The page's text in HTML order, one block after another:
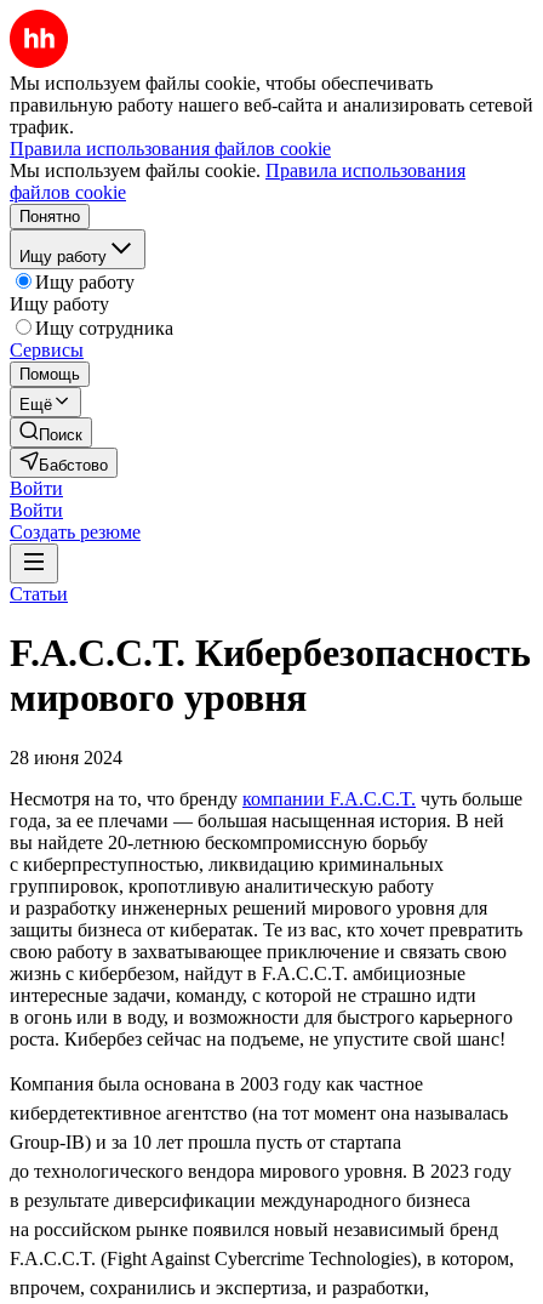
Мы используем файлы cookie, чтобы обеспечивать
правильную работу нашего веб-сайта и анализировать сетевой
трафик.
Правила использования файлов cookie
Мы используем файлы cookie. Правила использования
файлов cookie
Понятно
Ищу работу
Ищу работу
Ищу работу
Ищу сотрудника
Сервисы
Помощь
Ещё
Поиск
Бабстово
Войти
Войти
Создать резюме
Статьи
F.A.C.C.T. Кибербезопасность
мирового уровня
28 июня 2024
Несмотря на то, что бренду компании F.A.C.C.T. чуть больше
года, за ее плечами — большая насыщенная история. В ней
вы найдете 20‑летнюю бескомпромиссную борьбу
с киберпреступностью, ликвидацию криминальных
группировок, кропотливую аналитическую работу
и разработку инженерных решений мирового уровня для
защиты бизнеса от кибератак. Те из вас, кто хочет превратить
свою работу в захватывающее приключение и связать свою
жизнь с кибербезом, найдут в F.A.C.C.T. амбициозные
интересные задачи, команду, с которой не страшно идти
в огонь или в воду, и возможности для быстрого карьерного
роста. Кибербез сейчас на подъеме, не упустите свой шанс!
Компания была основана в 2003 году как частное
кибердетективное агентство (на тот момент она называлась
Group-IB) и за 10 лет прошла пусть от стартапа
до технологического вендора мирового уровня. В 2023 году
в результате диверсификации международного бизнеса
на российском рынке появился новый независимый бренд
F.A.C.C.T. (Fight Against Cybercrime Technologies), в котором,
впрочем, сохранились и экспертиза, и разработки,